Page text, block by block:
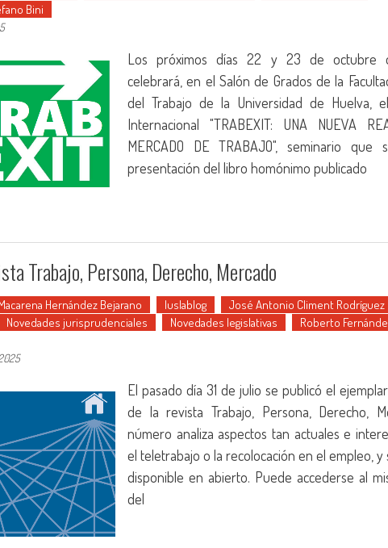
Bini
Los próximos días 22 y 23 de octubre
celebrará, en el Salón de Grados de la
del Trabajo de la Universidad de Huelva,
Internacional "TRABEXIT: UNA NUEVA
MERCADO DE TRABAJO", seminario que
presentación del libro homónimo publicado
Trabajo, Persona, Derecho, Mercado
Hernández Bejarano Iuslablog
José Antonio Climent Rodríguez
Novedades jurisprudenciales Novedades legislativas
Roberto
El pasado día 31 de julio se publicó el
de la revista Trabajo, Persona, Derecho,
número analiza aspectos tan actuales e
el teletrabajo o la recolocación en el empleo,
disponible en abierto. Puede accederse al
del